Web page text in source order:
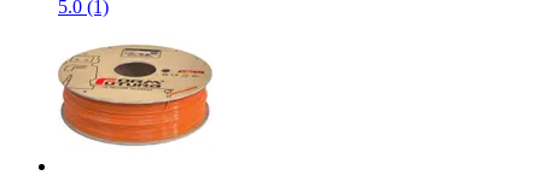
5.0 (1)